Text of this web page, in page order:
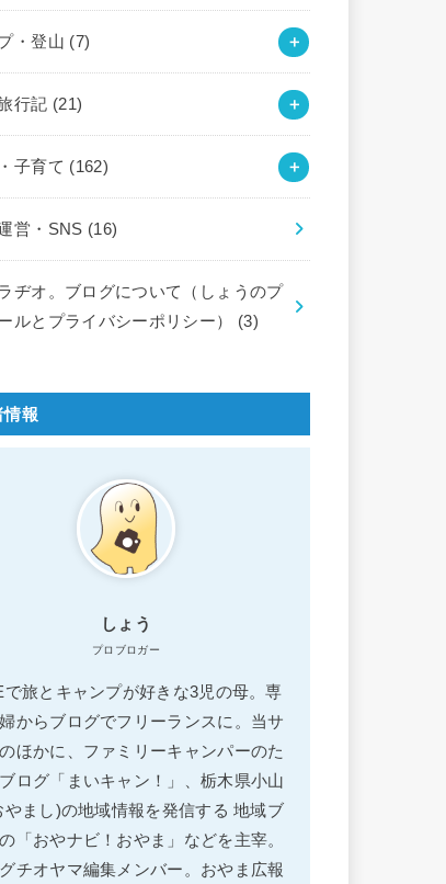
・登山 (7)
行記 (21)
子育て (162)
営・SNS (16)
ヂオ。ブログについて（しょうのプ
ルとプライバシーポリシー） (3)
情報
しょう
プロブロガー
で旅とキャンプが好きな3児の母。専
からブログでフリーランスに。当サ
ほかに、ファミリーキャンパーのた
ログ「まいキャン！」、栃木県小山
やまし)の地域情報を発信する 地域ブ
「おやナビ！おやま」などを主宰。
チオヤマ編集メンバー。おやま広報